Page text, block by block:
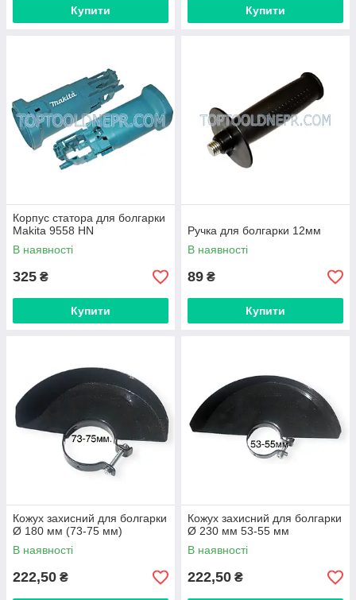
Купити Купити
Корпус статора для болгарки
Makita 9558 HN
В наявності
325 ₴
Купити
Ручка для болгарки 12мм
В наявності
89 ₴
Купити
Кожух захисний для болгарки
Ø 180 мм (73-75 мм)
В наявності
222,50 ₴
Кожух захисний для болгарки
Ø 230 мм 53-55 мм
В наявності
222,50 ₴